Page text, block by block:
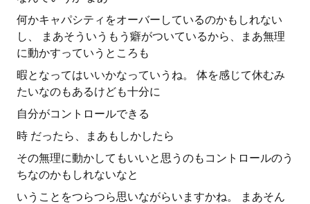
何かキャパシティをオーバーしているのかもしれない
し、 まあそういうもう癖がついているから、まあ無理
に動かすっていうところも
暇となってはいいかなっていうね。 体を感じて休むみ
たいなのもあるけども十分に
自分がコントロールできる
時 だったら、まあもしかしたら
その無理に動かしてもいいと思うのもコントロールのう
ちなのかもしれないなと
いうことをつらつら思いながらいますかね。 まあそん